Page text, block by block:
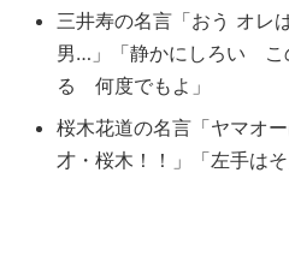
三井寿の名言「おう オレ
男…」「静かにしろい
る 何度でもよ」
桜木花道の名言「ヤマオ
才・桜木！！」「左手は